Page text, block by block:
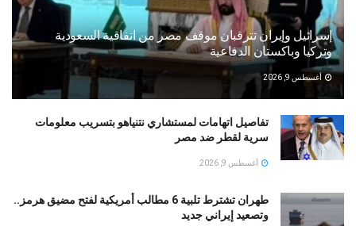
إسرائيل وإيران تترقبان موقف مصر من اتفاقية السعودية
وتركيا وباكستان الدفاعية
أغسطس 9, 2026
تفاصيل اتهامات لمستشاري نتنياهو بتسريب معلومات
سرية لقطر ضد مصر
أغسطس 9, 2026
طهران تشترط تلبية 6 مطالب أمريكية لفتح مضيق هرمز..
وتصعيد إيراني جديد